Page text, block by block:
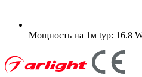
Мощность на 1м typ: 16.8